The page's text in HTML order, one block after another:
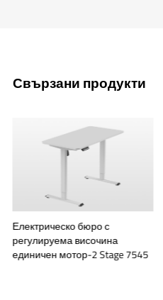
Свързани продукти
Електрическо бюро с
регулируема височина
единичен мотор-2 Stage 7545